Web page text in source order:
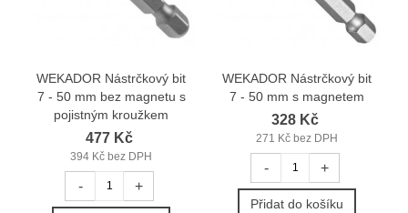
WEKADOR Nástrčkový bit
7 - 50 mm bez magnetu s
pojistným kroužkem
477 Kč
394 Kč bez DPH
- +
WEKADOR Nástrčkový bit
7 - 50 mm s magnetem
328 Kč
271 Kč bez DPH
- +
Přidat do košíku